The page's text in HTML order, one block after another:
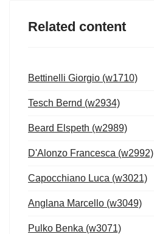
Related content
Bettinelli Giorgio (w1710)
Tesch Bernd (w2934)
Beard Elspeth (w2989)
D'Alonzo Francesca (w2992)
Capocchiano Luca (w3021)
Anglana Marcello (w3049)
Pulko Benka (w3071)